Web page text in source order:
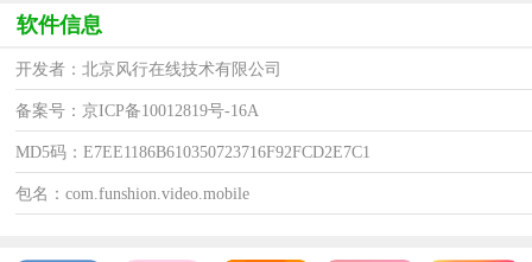
软件信息
开发者：北京风行在线技术有限公司
备案号：京ICP备10012819号-16A
MD5码：E7EE1186B610350723716F92FCD2E7C1
包名：com.funshion.video.mobile